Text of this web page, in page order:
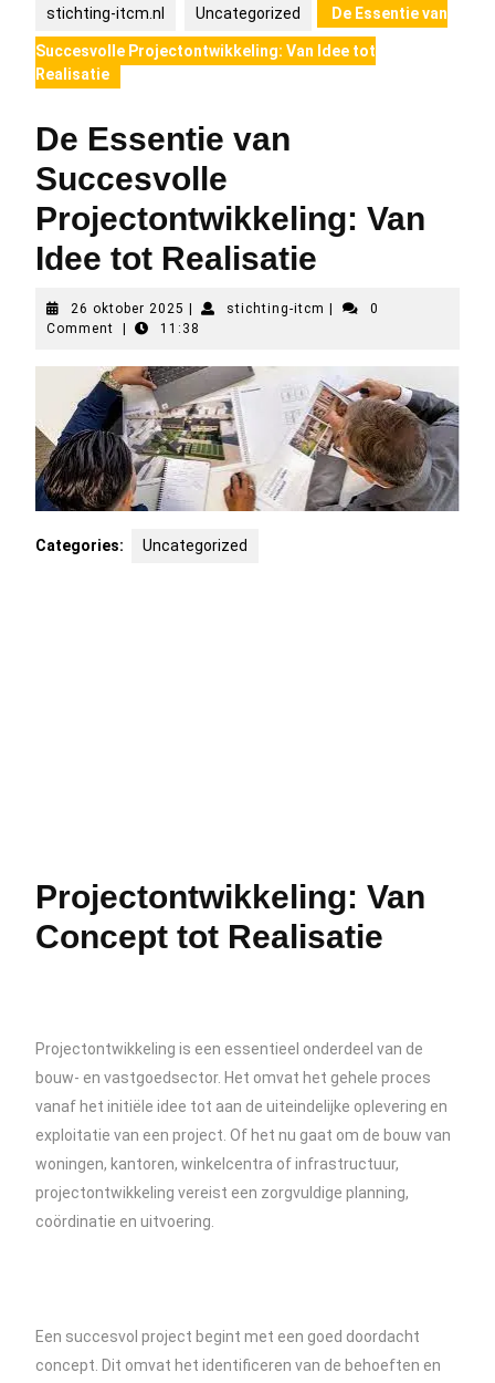
stichting-itcm.nl Uncategorized De Essentie van
Succesvolle Projectontwikkeling: Van Idee tot
Realisatie
De Essentie van
Succesvolle
Projectontwikkeling: Van
Idee tot Realisatie
26 oktober 2025 26
oktober
stichting-itcm stichting-
0
Comment
11:38
Categories: Uncategorized
Projectontwikkeling: Van
Concept tot Realisatie
Projectontwikkeling is een essentieel onderdeel van de
bouw- en vastgoedsector. Het omvat het gehele proces
vanaf het initiële idee tot aan de uiteindelijke oplevering en
exploitatie van een project. Of het nu gaat om de bouw van
woningen, kantoren, winkelcentra of infrastructuur,
projectontwikkeling vereist een zorgvuldige planning,
coördinatie en uitvoering.
Een succesvol project begint met een goed doordacht
concept. Dit omvat het identificeren van de behoeften en